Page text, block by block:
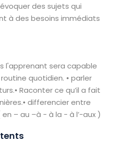
des sujets qui
à des besoins immédiats
l'apprenant sera capable
quotidien. • parler
Raconter ce qu’il a fait
differencier entre
– au –à - à la - à l’-aux )